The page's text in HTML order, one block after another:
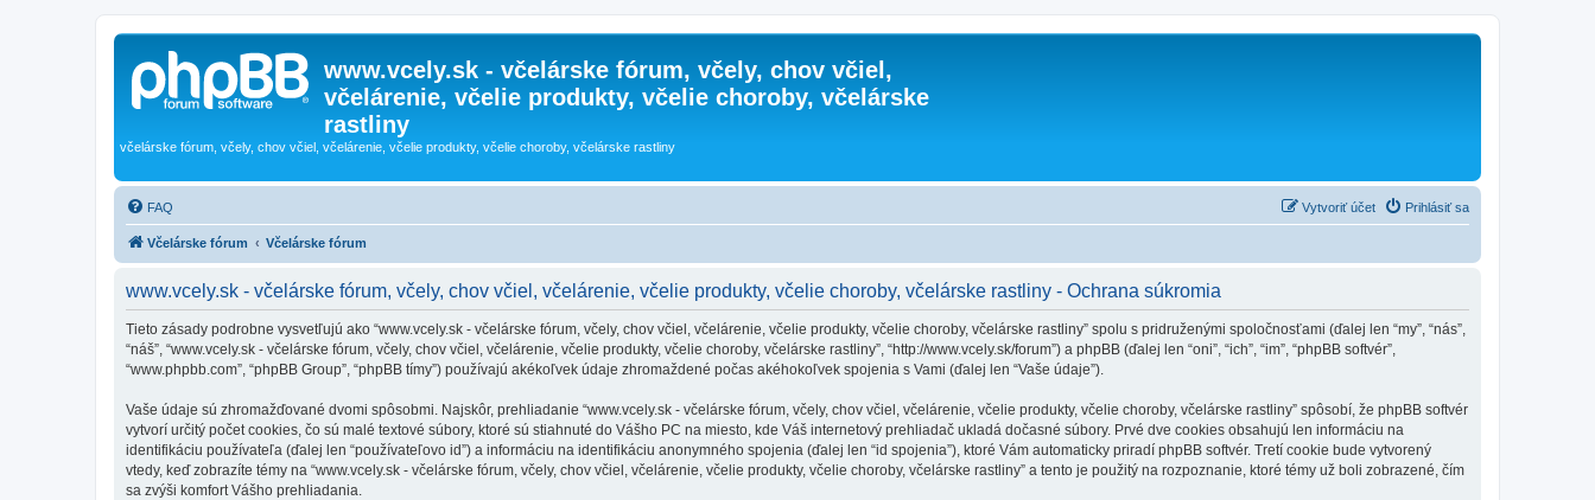
www.vcely.sk - včelárske fórum, včely, chov včiel,
včelárenie, včelie produkty, včelie choroby, včelárske
rastliny
včelárske fórum, včely, chov včiel, včelárenie, včelie produkty, včelie choroby, včelárske rastliny
FAQ Prihlásiť sa
Vytvoriť účet
Včelárske fórum Včelárske fórum
www.vcely.sk - včelárske fórum, včely, chov včiel, včelárenie, včelie produkty, včelie choroby, včelárske rastliny - Ochrana súkromia
Tieto zásady podrobne vysvetľujú ako “www.vcely.sk - včelárske fórum, včely, chov včiel, včelárenie, včelie produkty, včelie choroby, včelárske rastliny” spolu s pridruženými spoločnosťami (ďalej len “my”, “nás”,
“náš”, “www.vcely.sk - včelárske fórum, včely, chov včiel, včelárenie, včelie produkty, včelie choroby, včelárske rastliny”, “http://www.vcely.sk/forum”) a phpBB (ďalej len “oni”, “ich”, “im”, “phpBB softvér”,
“www.phpbb.com”, “phpBB Group”, “phpBB tímy”) používajú akékoľvek údaje zhromaždené počas akéhokoľvek spojenia s Vami (ďalej len “Vaše údaje”).
Vaše údaje sú zhromažďované dvomi spôsobmi. Najskôr, prehliadanie “www.vcely.sk - včelárske fórum, včely, chov včiel, včelárenie, včelie produkty, včelie choroby, včelárske rastliny” spôsobí, že phpBB softvér
vytvorí určitý počet cookies, čo sú malé textové súbory, ktoré sú stiahnuté do Vášho PC na miesto, kde Váš internetový prehliadač ukladá dočasné súbory. Prvé dve cookies obsahujú len informáciu na
identifikáciu používateľa (ďalej len “používateľovo id”) a informáciu na identifikáciu anonymného spojenia (ďalej len “id spojenia”), ktoré Vám automaticky priradí phpBB softvér. Tretí cookie bude vytvorený
vtedy, keď zobrazíte témy na “www.vcely.sk - včelárske fórum, včely, chov včiel, včelárenie, včelie produkty, včelie choroby, včelárske rastliny” a tento je použitý na rozpoznanie, ktoré témy už boli zobrazené, čím
sa zvýši komfort Vášho prehliadania.